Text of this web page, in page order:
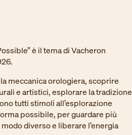
è il tema di Vacheron
meccanica orologiera, scoprire
e artistici, esplorare la tradizione
tutti stimoli all’esplorazione
possibile, per guardare più
diverso e liberare l’energia